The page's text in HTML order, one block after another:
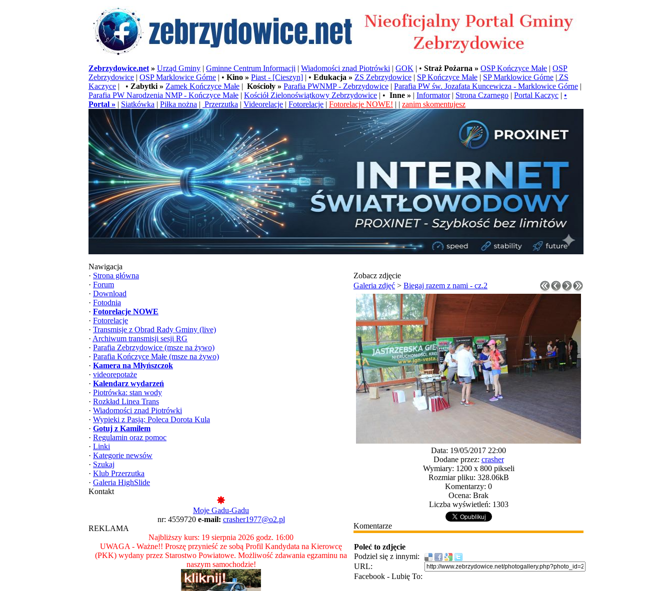
Zebrzydowice.net » Urząd Gminy | Gminne Centrum Informacji | Wiadomości znad Piotrówki | GOK | • Straż Pożarna » OSP Kończyce Małe | OSP
Zebrzydowice | OSP Marklowice Górne | • Kino » Piast - [Cieszyn] | • Edukacja » ZS Zebrzydowice | SP Kończyce Małe | SP Marklowice Górne | ZS
Kaczyce | • Zabytki » Zamek Kończyce Małe | Kościoły » Parafia PWNMP - Zebrzydowice | Parafia PW św. Jozafata Kuncewicza - Marklowice Górne |
Parafia PW Narodzenia NMP - Kończyce Małe | Kościół Zielonoświątkowy Zebrzydowice | • Inne » | Informator| Strona Czarnego | Portal Kaczyc | •
Portal » | Siatkówka | Piłka nożna | Przerzutka | Videorelacje | Fotorelacje | Fotorelacje NOWE! | | zanim skomentujesz
Nawigacja
· Strona główna
· Forum
· Download
· Fotodnia
· Fotorelacje NOWE
· Fotorelacje
· Transmisje z Obrad Rady Gminy (live)
· Archiwum transmisji sesji RG
· Parafia Zebrzydowice (msze na żywo)
· Parafia Kończyce Małe (msze na żywo)
· Kamera na Młyńszczok
· videorepotaże
· Kalendarz wydarzeń
· Piotrówka: stan wody
· Rozkład Linea Trans
· Wiadomości znad Piotrówki
· Wypieki z Pasją: Poleca Dorota Kula
· Gotuj z Kamilem
· Regulamin oraz pomoc
· Linki
· Kategorie newsów
· Szukaj
· Klub Przerzutka
· Galeria HighSlide
Kontakt
Moje Gadu-Gadu
nr: 4559720 e-mail: crasher1977@o2.pl
REKLAMA
Najbliższy kurs: 19 sierpnia 2026 godz. 16:00
UWAGA - Ważne!! Proszę przynieść ze sobą Profil Kandydata na Kierowcę
(PKK) wydany przez Starostwo Powiatowe. Możliwość zdawania egzaminu na
naszym samochodzie!
Zobacz zdjęcie
Galeria zdjęć > Biegaj razem z nami - cz.2
Data: 19/05/2017 22:00
Dodane przez: crasher
Wymiary: 1200 x 800 pikseli
Rozmiar pliku: 328.06kB
Komentarzy: 0
Ocena: Brak
Liczba wyświetleń: 1303
Komentarze
Poleć to zdjęcie
Podziel się z innymi:
URL:
Facebook - Lubię To: